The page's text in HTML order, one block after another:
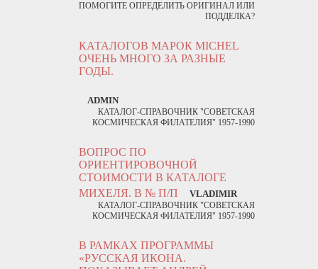
ПОМОГИТЕ ОПРЕДЕЛИТЬ ОРИГИНАЛ ИЛИ
ПОДДЕЛКА?
КАТАЛОГОВ МАРОК MICHEL
ОЧЕНЬ МНОГО ЗА РАЗНЫЕ
ГОДЫ.
ADMIN
КАТАЛОГ-СПРАВОЧНИК "СОВЕТСКАЯ
КОСМИЧЕСКАЯ ФИЛАТЕЛИЯ" 1957-1990
ВОПРОС ПО
ОРИЕНТИРОВОЧНОЙ
СТОИМОСТИ В КАТАЛОГЕ
МИХЕЛЯ. В № П/П
VLADIMIR
КАТАЛОГ-СПРАВОЧНИК "СОВЕТСКАЯ
КОСМИЧЕСКАЯ ФИЛАТЕЛИЯ" 1957-1990
В РАМКАХ ПРОГРАММЫ
«РУССКАЯ ИКОНА.